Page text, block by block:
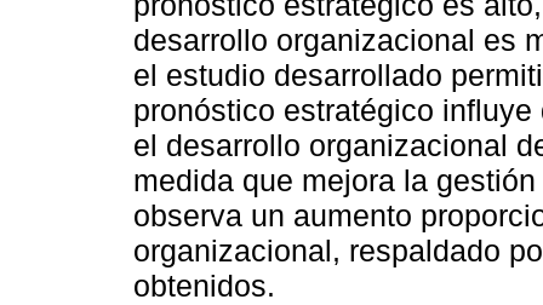
desarrollo organizacional es
el estudio desarrollado
pronóstico estratégico
el desarrollo organizacional
medida que mejora la
observa un aumento
organizacional, respaldado
obtenidos.